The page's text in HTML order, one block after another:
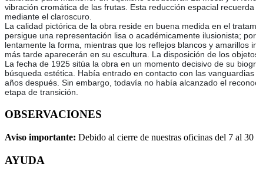
vibración cromática de las frutas. Esta reducción espacial
mediante el claroscuro.
La calidad pictórica de la obra reside en buena medida en el
persigue una representación lisa o académicamente ilusionista;
lentamente la forma, mientras que los reflejos blancos y
más tarde aparecerán en su escultura. La disposición de los
La fecha de 1925 sitúa la obra en un momento decisivo de su
búsqueda estética. Había entrado en contacto con las
años después. Sin embargo, todavía no había alcanzado el
etapa de transición.
OBSERVACIONES
Aviso importante: Debido al cierre de nuestras oficinas del 7 al
AYUDA